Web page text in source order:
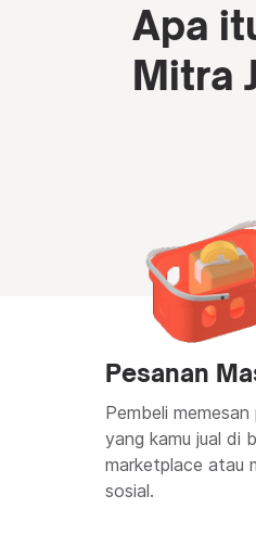
Apa
Mitra
Pesanan
Pembeli memesan
yang kamu jual di
marketplace atau
sosial.